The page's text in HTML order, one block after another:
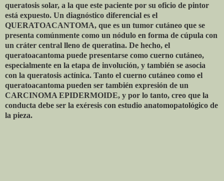
queratosis solar, a la que este paciente por su oficio de pintor
está expuesto. Un diagnóstico diferencial es el
QUERATOACANTOMA, que es un tumor cutáneo que se
presenta comúnmente como un nódulo en forma de cúpula con
un cráter central lleno de queratina. De hecho, el
queratoacantoma puede presentarse como cuerno cutáneo,
especialmente en la etapa de involución, y también se asocia
con la queratosis actínica. Tanto el cuerno cutáneo como el
queratoacantoma pueden ser también expresión de un
CARCINOMA EPIDERMOIDE, y por lo tanto, creo que la
conducta debe ser la exéresis con estudio anatomopatológico de
la pieza.